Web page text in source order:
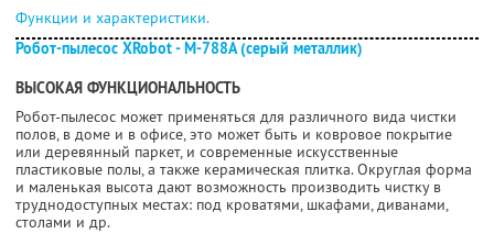
Функции и характеристики.
Робот-пылесос XRobot - M-788A (серый металлик)
ВЫСОКАЯ ФУНКЦИОНАЛЬНОСТЬ
Робот-пылесос может применяться для различного вида чистки
полов, в доме и в офисе, это может быть и ковровое покрытие
или деревянный паркет, и современные искусственные
пластиковые полы, а также керамическая плитка. Округлая форма
и маленькая высота дают возможность производить чистку в
труднодоступных местах: под кроватями, шкафами, диванами,
столами и др.